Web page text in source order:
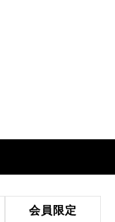
会員限定